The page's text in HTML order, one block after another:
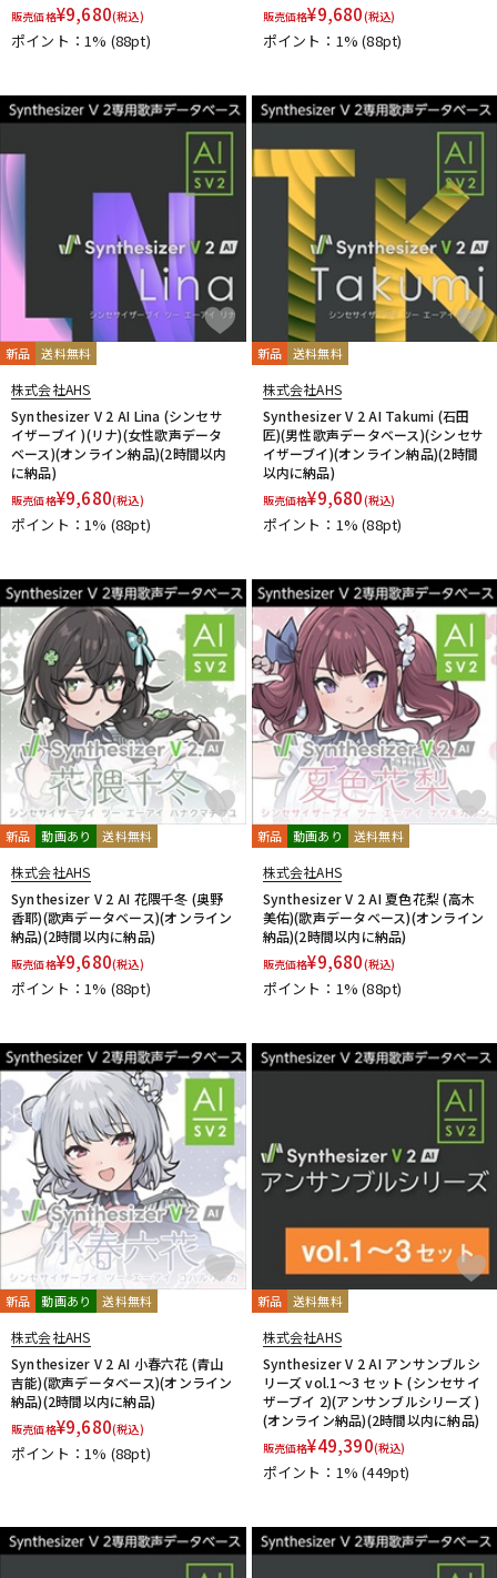
販売価格¥9,680(税込)
ポイント：1% (88pt)
販売価格¥9,680(税込)
ポイント：1%(88pt)
新品 送料無料
株式会社AHS
Synthesizer V 2 AI Lina (シンセサ
イザーブイ )(リナ)(女性歌声データ
ベース)(オンライン納品)(2時間以内
に納品)
販売価格¥9,680(税込)
ポイント：1% (88pt)
新品 送料無料
株式会社AHS
Synthesizer V 2 AI Takumi (石田
匠)(男性歌声データベース)(シンセサ
イザーブイ)(オンライン納品)(2時間
以内に納品)
販売価格¥9,680(税込)
ポイント：1%(88pt)
新品 動画あり 送料無料
株式会社AHS
Synthesizer V 2 AI 花隈千冬 (奥野
香耶)(歌声データベース)(オンライン
納品)(2時間以内に納品)
販売価格¥9,680(税込)
ポイント：1% (88pt)
新品 動画あり 送料無料
株式会社AHS
Synthesizer V 2 AI 夏色花梨 (高木
美佑)(歌声データベース)(オンライン
納品)(2時間以内に納品)
販売価格¥9,680(税込)
ポイント：1%(88pt)
新品 動画あり 送料無料
株式会社AHS
Synthesizer V 2 AI 小春六花 (青山
吉能)(歌声データベース)(オンライン
納品)(2時間以内に納品)
販売価格¥9,680(税込)
ポイント：1% (88pt)
新品 送料無料
株式会社AHS
Synthesizer V 2 AI アンサンブルシ
リーズ vol.1～3 セット (シンセサイ
ザーブイ 2)(アンサンブルシリーズ )
(オンライン納品)(2時間以内に納品)
販売価格¥49,390(税込)
ポイント：1%(449pt)